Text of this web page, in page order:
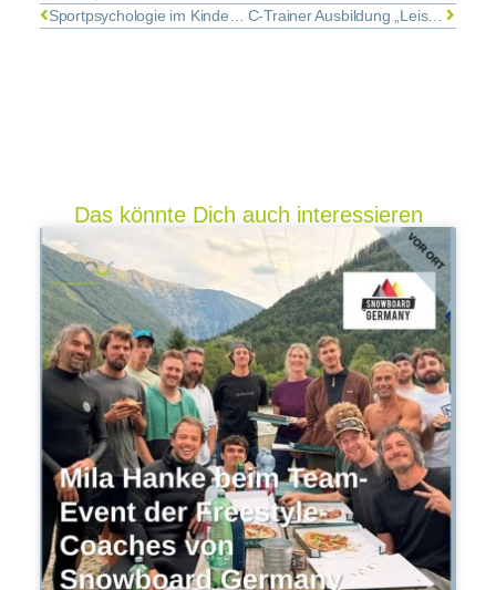
C-Trainer Ausbildung „Leistungssport“ des DGV
Das könnte Dich auch interessieren